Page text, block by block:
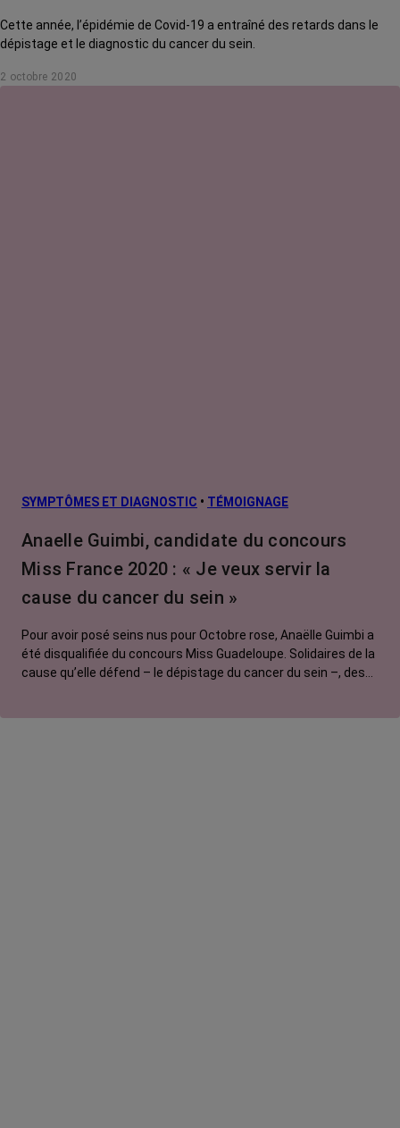
Cette année, l’épidémie de Covid-19 a entraîné des retards dans le
dépistage et le diagnostic du cancer du sein.
2 octobre 2020
SYMPTÔMES ET DIAGNOSTIC • TÉMOIGNAGE
Anaelle Guimbi, candidate du concours
Miss France 2020 : « Je veux servir la
cause du cancer du sein »
Pour avoir posé seins nus pour Octobre rose, Anaëlle Guimbi a
été disqualifiée du concours Miss Guadeloupe. Solidaires de la
cause qu’elle défend – le dépistage du cancer du sein –, des